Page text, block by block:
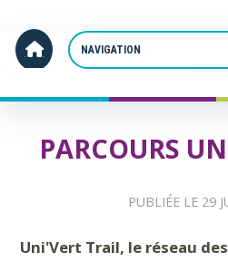
Accueil Parcours Univer'trail
PARCOURS
PUBLIÉE LE 29
Uni'Vert Trail, le réseau